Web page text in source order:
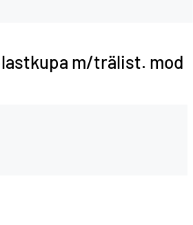
m/trälist. mod